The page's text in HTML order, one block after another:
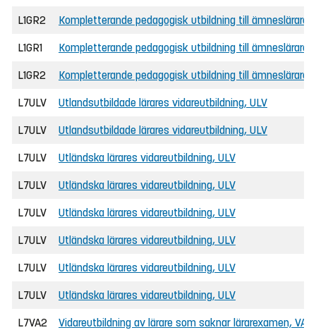
L1GR2 Kompletterande pedagogisk utbildning till ämneslärare
L1GR1 Kompletterande pedagogisk utbildning till
L1GR2 Kompletterande pedagogisk utbildning till ämneslärare
L7ULV Utlandsutbildade lärares vidareutbildning, ULV
L7ULV Utlandsutbildade lärares vidareutbildning, ULV
L7ULV Utländska lärares vidareutbildning, ULV
L7ULV Utländska lärares vidareutbildning, ULV
L7ULV Utländska lärares vidareutbildning, ULV
L7ULV Utländska lärares vidareutbildning, ULV
L7ULV Utländska lärares vidareutbildning, ULV
L7ULV Utländska lärares vidareutbildning, ULV
L7VA2 Vidareutbildning av lärare som saknar lärarexamen, VAL